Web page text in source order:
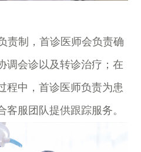
责制，首诊医师会负责确
调会诊以及转诊治疗；在
程中，首诊医师负责为患
服团队提供跟踪服务。